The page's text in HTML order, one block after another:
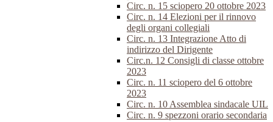
Circ. n. 15 sciopero 20 ottobre 2023
Circ. n. 14 Elezioni per il rinnovo
degli organi collegiali
Circ. n. 13 Integrazione Atto di
indirizzo del Dirigente
Circ.n. 12 Consigli di classe ottobre
2023
Circ. n. 11 sciopero del 6 ottobre
2023
Circ. n. 10 Assemblea sindacale UIL
Circ. n. 9 spezzoni orario secondaria